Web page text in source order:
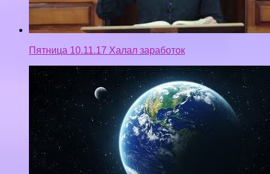
Пятница 10.11.17 Халал заработок